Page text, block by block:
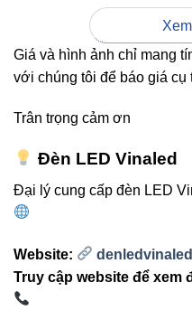
Không gian nghệ
Kết hợp vớiĐèn led
sáng nền hoàn hảo.
vực riêng lẻ.
khác
SẢN
PHẨM
CÔNG
SUẤT
Giá và hình ảnh chỉ mang
với chúng tôi để báo giá cụ
Trân trọng cảm ơn
Đèn LED Vinaled
Đại lý cung cấp đèn LED
Website:
Truy cập website để xem